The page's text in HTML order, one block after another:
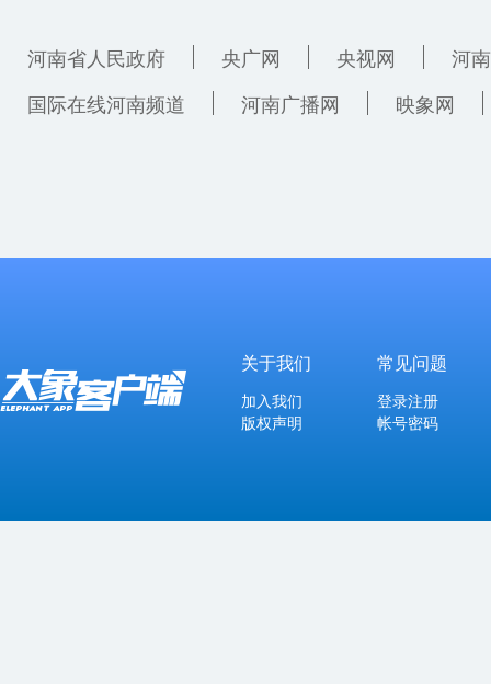
河南省人民政府 央广网 央视网
河
国际在线河南频道
河南广播网 映象网
关于我们
加入我们
版权声明
常见问题
登录注册
帐号密码